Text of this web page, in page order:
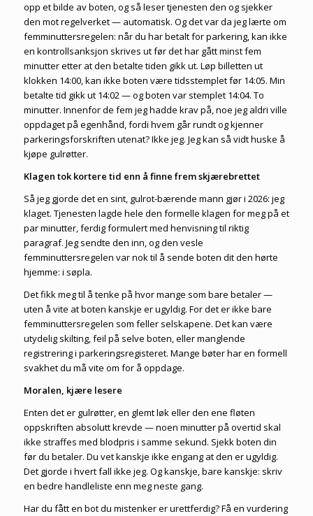
opp et bilde av boten, og så leser tjenesten den og sjekker
den mot regelverket — automatisk. Og det var da jeg lærte om
femminuttersregelen: når du har betalt for parkering, kan ikke
en kontrollsanksjon skrives ut før det har gått minst fem
minutter etter at den betalte tiden gikk ut. Løp billetten ut
klokken 14:00, kan ikke boten være tidsstemplet før 14:05. Min
betalte tid gikk ut 14:02 — og boten var stemplet 14:04. To
minutter. Innenfor de fem jeg hadde krav på, noe jeg aldri ville
oppdaget på egenhånd, fordi hvem går rundt og kjenner
parkeringsforskriften utenat? Ikke jeg. Jeg kan så vidt huske å
kjøpe gulrøtter.
Klagen tok kortere tid enn å finne frem skjærebrettet
Så jeg gjorde det en sint, gulrot-bærende mann gjør i 2026: jeg
klaget. Tjenesten lagde hele den formelle klagen for megpå et
par minutter, ferdig formulert med henvisning til riktig
paragraf. Jeg sendte den inn, og den vesle
femminuttersregelen var nok til å sende boten dit den hørte
hjemme: i søpla.
Det fikk meg til å tenke på hvor mange som bare betaler —
uten å vite at boten kanskje er ugyldig. For det er ikke bare
femminuttersregelen som feller selskapene. Det kan være
utydelig skilting, feil på selve boten, eller manglende
registrering i parkeringsregisteret. Mange bøter har en formell
svakhet du må vite om for å oppdage.
Moralen, kjære lesere
Enten det er gulrøtter, en glemt løk eller den ene fløten
oppskriften absolutt krevde — noen minutter på overtid skal
ikke straffes med blodpris i samme sekund. Sjekk boten din
før du betaler. Du vet kanskje ikke engang at den er ugyldig.
Det gjorde i hvert fall ikke jeg. Og kanskje, bare kanskje: skriv
en bedre handleliste enn meg neste gang.
Har du fått en bot du mistenker er urettferdig?Få en vurdering